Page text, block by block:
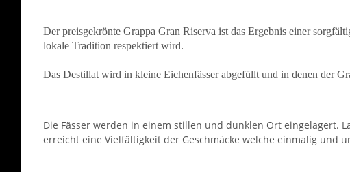
Der preisgekrönte Grappa Gran Riserva ist das Ergebnis einer
lokale Tradition respektiert wird.
Das Destillat wird in kleine Eichenfässer abgefüllt und in denen der
Die Fässer werden in einem stillen und dunklen Ort eingelagert.
erreicht eine Vielfältigkeit der Geschmäcke welche einmalig und